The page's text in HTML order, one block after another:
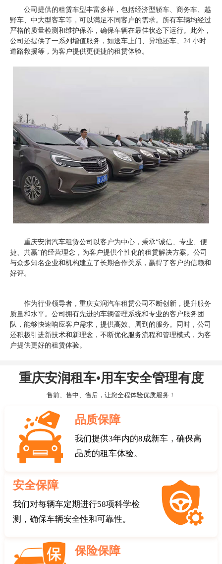
公司提供的租赁车型丰富多样，包括经济型轿车、商务车、越
野车、中大型客车等，可以满足不同客户的需求。所有车辆均经过
严格的质量检测和维护保养，确保车辆在最佳状态下运行。此外，
公司还提供了一系列增值服务，如送车上门、异地还车、24 小时
道路救援等，为客户提供更便捷的租赁体验。
重庆安润汽车租赁公司以客户为中心，秉承“诚信、专业、便
捷、共赢”的经营理念，为客户提供个性化的租赁解决方案。公司
与众多知名企业和机构建立了长期合作关系，赢得了客户的信赖和
好评。
作为行业领导者，重庆安润汽车租赁公司不断创新，提升服务
质量和水平。公司拥有先进的车辆管理系统和专业的客户服务团
队，能够快速响应客户需求，提供高效、周到的服务。同时，公司
还积极引进新技术和新理念，不断优化服务流程和管理模式，为客
户提供更好的租赁体验。
重庆安润租车•用车安全管理有度
售前、售中、售后，让您全程体验优质服务！
品质保障
我们提供3年内的8成新车，确保高
品质的租车体验。
安全保障
我们对每辆车定期进行58项科学检
测，确保车辆安全性和可靠性。
保险保障